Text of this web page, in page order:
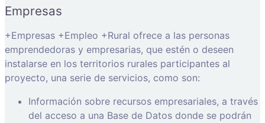
Empresas
+Empresas +Empleo +Rural ofrece a las personas
emprendedoras y empresarias, que estén o deseen
instalarse en los territorios rurales participantes al
proyecto, una serie de servicios, como son:
Información sobre recursos empresariales, a través
del acceso a una Base de Datos donde se podrán